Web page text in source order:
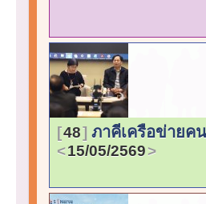
48 ภาคีเครือข่ายค
15/05/2569